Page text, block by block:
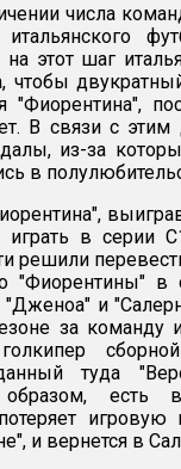
числа
на этот шаг
чтобы
"Фиорентина",
В связи с этим
из-за
в
в серии
решили
"Фиорентины"
"Дженоа" и
за команду
туда
есть
игровую
и вернется в